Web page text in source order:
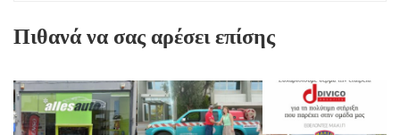
Πιθανά να σας αρέσει επίσης